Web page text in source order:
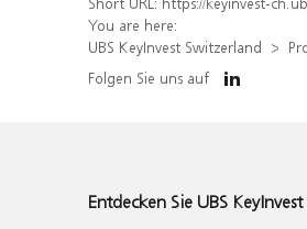
You are here:
UBS KeyInvest Switzerland
Folgen Sie uns auf
Entdecken Sie UBS KeyInvest